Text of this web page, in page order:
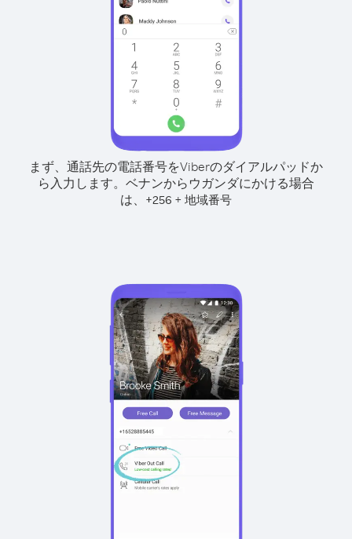
まず、通話先の電話番号をViberのダイアルパッドか
ら入力します。 ベナンからウガンダにかける場合
は、 +256 + 地域番号